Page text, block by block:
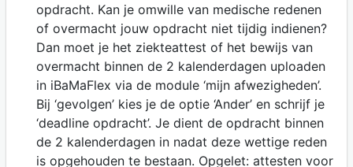
opdracht. Kan je omwille van medische redenen
of overmacht jouw opdracht niet tijdig indienen?
Dan moet je het ziekteattest of het bewijs van
overmacht binnen de 2 kalenderdagen uploaden
in iBaMaFlex via de module ‘mijn afwezigheden’.
Bij ‘gevolgen’ kies je de optie ‘Ander’ en schrijf je
‘deadline opdracht’. Je dient de opdracht binnen
de 2 kalenderdagen in nadat deze wettige reden
is opgehouden te bestaan. Opgelet: attesten voor